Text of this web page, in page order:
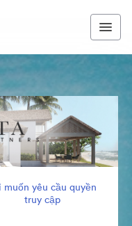
muốn yêu cầu quyền
truy cập